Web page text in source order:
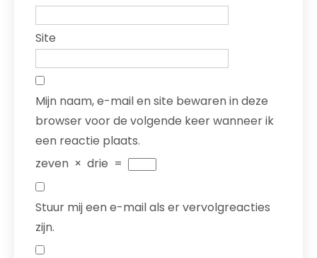
Site
Mijn naam, e-mail en site bewaren in deze
browser voor de volgende keer wanneer ik
een reactie plaats.
zeven × drie =
Stuur mij een e-mail als er vervolgreacties
zijn.